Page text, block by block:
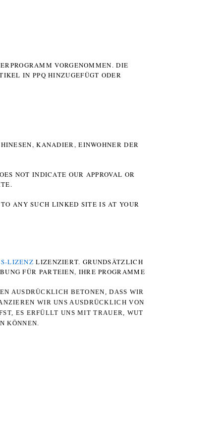
VORGENOMMEN. DIE
IN PPQ HINZUGEFÜGT ODER
KANADIER, EINWOHNER DER P
NOT INDICATE OUR APPROVAL OR
ANY SUCH LINKED SITE IS AT YOUR
LIZENZ LIZENZIERT. GRUNDSÄTZLICH
FÜR PARTEIEN, IHRE PROGRAMME
AUSDRÜCKLICH BETONEN, DASS WIR
WIR UNS AUSDRÜCKLICH VON
ES ERFÜLLT UNS MIT TRAUER, WUT
KÖNNEN.